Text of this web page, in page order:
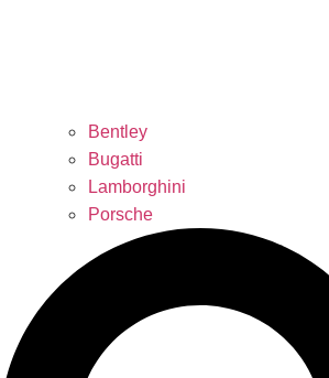
Bentley
Bugatti
Lamborghini
Porsche